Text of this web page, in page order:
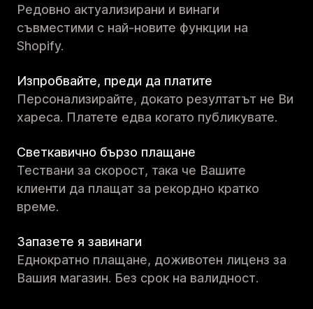
Редовно актуализирани и винаги
съвместими с най-новите функции на
Shopify.
Изпробвайте, преди да платите
Персонализирайте, докато резултатът не Ви
хареса. Платете едва когато публикувате.
Светкавично бързо плащане
Тествани за скорост, така че Вашите
клиенти да плащат за рекордно кратко
време.
Запазете я завинаги
Еднократно плащане, доживотен лиценз за
Вашия магазин. Без срок на валидност.